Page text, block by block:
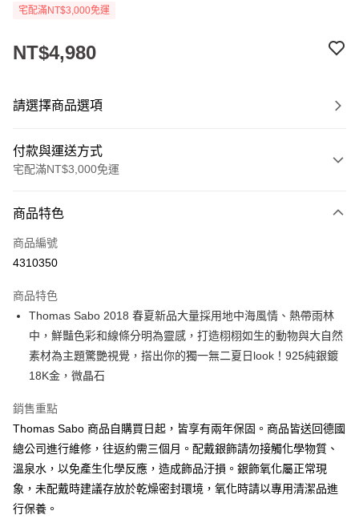
宅配滿NT$3,000免運
NT$4,980
請選擇商品選項
付款與運送方式
宅配滿NT$3,000免運
信用卡一次付款
LINE Pay
街口支付
悠遊付
ATM付款
運送方式
黑貓宅急便
每筆NT$100，滿NT$3,000(含以上)免運費
商品特色
商品編號
4310350
商品特色
Thomas Sabo 2018 春夏新品大量採用地中海風情、熱帶雨林
中，鮮豔色彩和線條分明為靈感，打造栩栩如生的動物與大自然
素材為主題驚艷視覺，搭出你的獨一無二夏日look！925純銀鍍
18K金，微晶石
銷售重點
Thomas Sabo 商品自購買日起，皆享有兩年保固。商品皆送回德國
總公司進行維修，往返約需三個月。配戴銀飾請勿接觸化學物質、
溫泉水，以免產生化學反應，造成飾品汙損。銀飾氧化屬正常現
象，未配戴時建議存放於乾燥密封環境，氧化時請以專用清潔品進
行保養。